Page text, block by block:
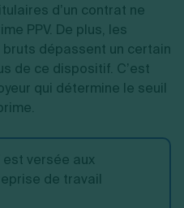
d’un contrat ne
PPV. De plus, les
dépassent un certain
de ce dispositif. C’est
qui détermine le seuil
est versée aux
de travail